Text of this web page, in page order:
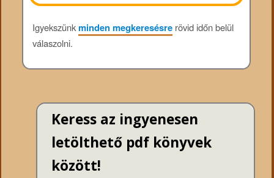
Igyekszünkminden megkeresésrerövid időn belül
válaszolni.
Keress az ingyenesen
letölthető pdf könyvek
között!